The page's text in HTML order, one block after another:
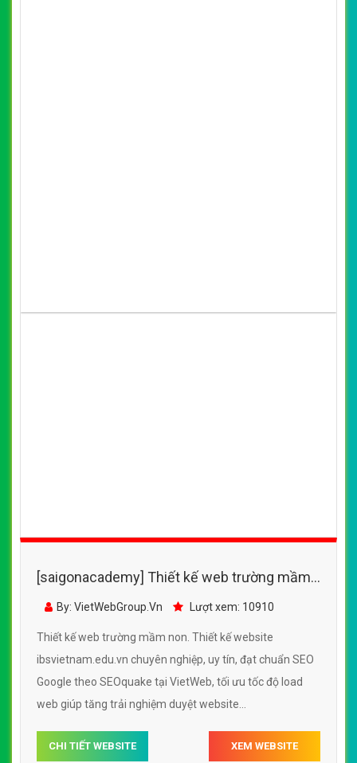
[saigonacademy] Thiết kế web trường mầm
non - ibsvietnam.edu.vn
By: VietWebGroup.Vn Lượt xem: 10910
Thiết kế web trường mầm non. Thiết kế website
ibsvietnam.edu.vn chuyên nghiệp, uy tín, đạt chuẩn SEO
Google theo SEOquake tại VietWeb, tối ưu tốc độ load
web giúp tăng trải nghiệm duyệt website
CHI TIẾT WEBSITE XEM WEBSITE